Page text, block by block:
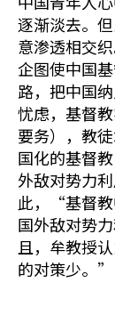
逐渐淡去。
意渗透相交
企图使中国
路，把中国
忧虑，基督
要务），教
国化的基督
外敌对势力
此，“基督
国外敌对势
且，牟教授
的对策少。”